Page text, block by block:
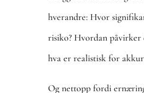
hverandre: Hvor
risiko? Hvordan påvirker
hva er realistisk for
Og nettopp fordi